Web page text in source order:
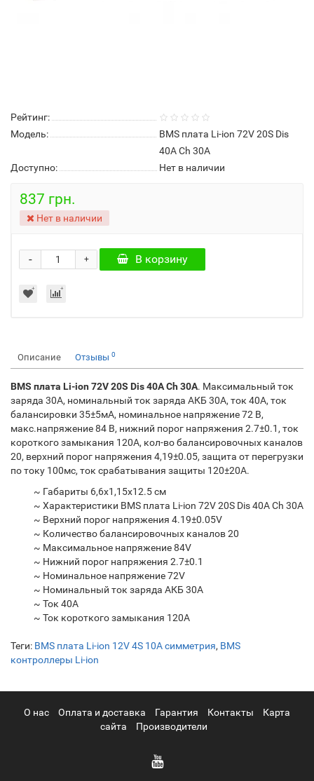
Рейтинг:
Модель:
BMS плата Li-ion 72V 20S Dis
40A Ch 30A
Доступно:
Нет в наличии
837 грн.
Нет в наличии
+
- В корзину
Описание Отзывы 0
BMS плата Li-ion 72V 20S Dis 40A Ch 30A. Максимальный ток
заряда 30А, номинальный ток заряда АКБ 30А, ток 40А, ток
балансировки 35±5мА, номинальное напряжение 72 В,
макс.напряжение 84 В, нижний порог напряжения 2.7±0.1, ток
короткого замыкания 120А, кол-во балансировочных каналов
20, верхний порог напряжения 4,19±0.05, защита от перегрузки
по току 100мс, ток срабатывания защиты 120±20А.
~ Габариты 6,6х1,15х12.5 см
~ Характеристики BMS плата Li-ion 72V 20S Dis 40A Ch 30A
~ Верхний порог напряжения 4.19±0.05V
~ Количество балансировочных каналов 20
~ Максимальное напряжение 84V
~ Нижний порог напряжения 2.7±0.1
~ Номинальное напряжение 72V
~ Номинальный ток заряда АКБ 30A
~ Ток 40А
~ Ток короткого замыкания 120А
Теги: BMS плата Li-ion 12V 4S 10A симметрия, BMS
контроллеры Li-ion
О нас Оплата и доставка Гарантия Контакты
Карта
сайта
Производители